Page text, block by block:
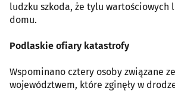
ludzku szkoda, że tylu wartościowych
domu.
Podlaskie ofiary katastrofy
Wspominano cztery osoby związane
województwem, które zginęły w